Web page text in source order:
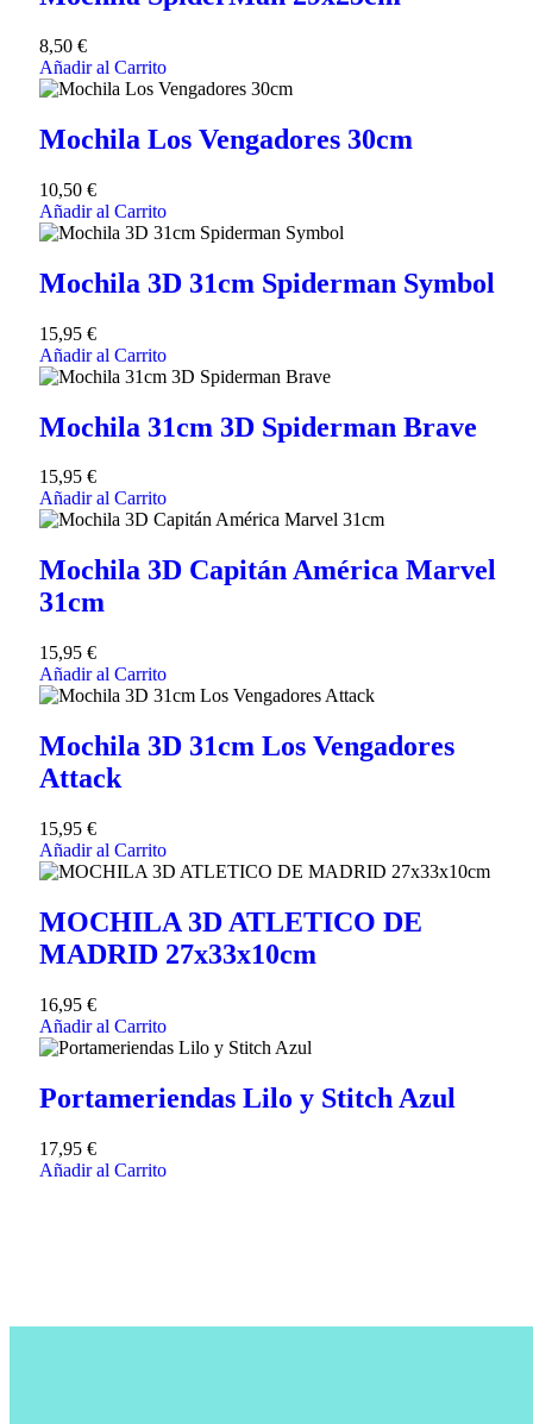
8,50 €
Añadir al Carrito
Mochila Los Vengadores 30cm
10,50 €
Añadir al Carrito
Mochila 3D 31cm Spiderman Symbol
15,95 €
Añadir al Carrito
Mochila 31cm 3D Spiderman Brave
15,95 €
Añadir al Carrito
Mochila 3D Capitán América Marvel
31cm
15,95 €
Añadir al Carrito
Mochila 3D 31cm Los Vengadores
Attack
15,95 €
Añadir al Carrito
MOCHILA 3D ATLETICO DE
MADRID 27x33x10cm
16,95 €
Añadir al Carrito
Portameriendas Lilo y Stitch Azul
17,95 €
Añadir al Carrito